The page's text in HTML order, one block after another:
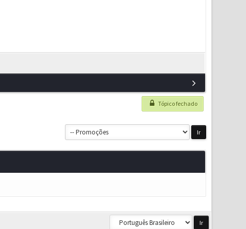
Tópico fechado